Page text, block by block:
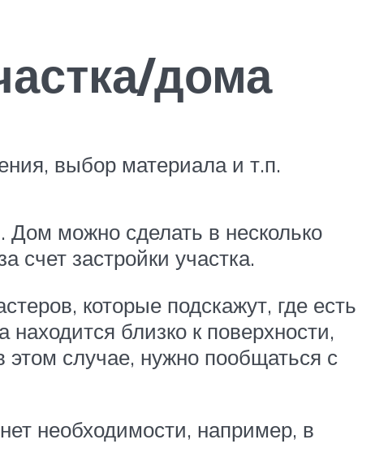
дома
выбор материала и т.п.
можно сделать в несколько
счет застройки участка.
которые подскажут, где есть
близко к поверхности,
этом случае, нужно пообщаться с
необходимости, например, в